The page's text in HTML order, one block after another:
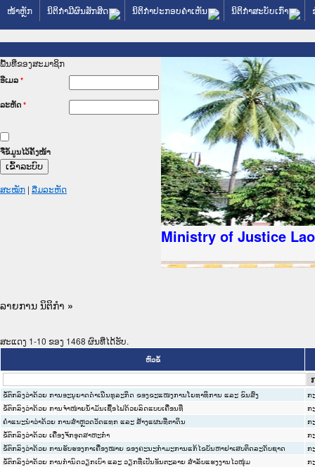
ໜ້າຫຼັກ ນິຕິກໍາມີຜົນສັກສິດ ນິຕິກໍາປະກອບຄໍາເຫັນ ນິຕິກໍາສະບັບເກົ່າ
ພື້ນທີ່ຂອງສະມາຊິກ
ອີເມລ *
ລະຫັດ *
ຈື່ຂໍ້ມູນໄວ້ຄັ້ງໜ້າ
ສະໝັກ | ລືມລະຫັດ
Ministry of Justice
ລາຍການ ນິຕິກໍາ »
ສະແດງ 1-10 ຂອງ 1468 ຜົນທີ່ໄດ້ຮັບ.
ຫົວຂໍ້
ຂໍ້ຕົກລົງວ່າດ້ວຍ ການອະນຸຍາດດຳເນີນທຸລະກິດ ຂອງຂະແໜງການໂຍທາທິການ ແລະ ຂົນສົ່ງ
ກ
ຂໍ້ຕົກລົງວ່າດ້ວຍ ການຈຳໜ່າຍນ້ຳມັນເຊື້ອໄຟດ້ວຍລົດແບບເຄື່ອນທີ່
ກ
ຄຳແນະນຳວ່າດ້ວຍ ການສຳຫຼວດວັດແທກ ແລະ ສ້າງແຜນທີ່ຕາດິນ
ກ
ຂໍ້ຕົກລົງວ່າດ້ວຍ ເຄື່ອງຈັກອຸດສາຫະກຳ
ກ
ຂໍ້ຕົກລົງວ່າດ້ວຍ ການຮັບຮອງກາເຄື່ອງໝາຍ ຂອງຄະນະກຳມະການແກ້ໄຂບັນຫາຢາເສບຕິດລະດັບຊາດ
ກ
ຂໍ້ຕົກລົງວ່າດ້ວຍ ການກຳນົດວຽກເບົາ ແລະ ວຽກທີ່ເປັນອັນຕະລາຍ ສຳລັບແຮງງານໄວໜຸ່ມ
ກ